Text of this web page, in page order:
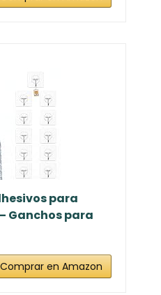
para
Ganchos para
Comprar en Amazon